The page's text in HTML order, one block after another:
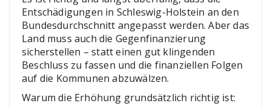
Entschädigungen in Schleswig-Holstein an den
Bundesdurchschnitt angepasst werden. Aber das
Land muss auch die Gegenfinanzierung
sicherstellen – statt einen gut klingenden
Beschluss zu fassen und die finanziellen Folgen
auf die Kommunen abzuwälzen.
Warum die Erhöhung grundsätzlich richtig ist: